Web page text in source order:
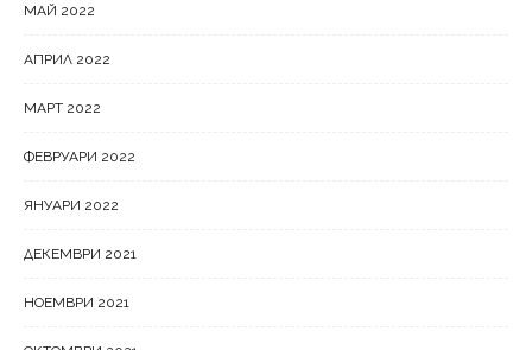
МАЙ 2022
АПРИЛ 2022
МАРТ 2022
ФЕВРУАРИ 2022
ЯНУАРИ 2022
ДЕКЕМВРИ 2021
НОЕМВРИ 2021